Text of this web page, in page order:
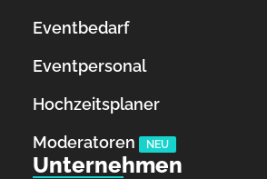
Eventbedarf
Eventpersonal
Hochzeitsplaner
Moderatoren
NEU
Unternehmen